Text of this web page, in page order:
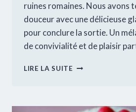
ruines romaines. Nous avons
douceur avec une délicieuse
pour conclure la sortie. Un
de convivialité et de plaisir
LIRE LA SUITE VISITE
ROMAINE